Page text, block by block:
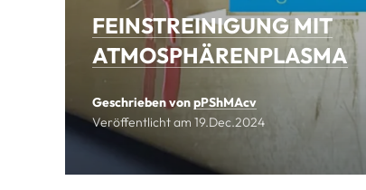
FEINSTREINIGUNG MIT
ATMOSPHÄRENPLASMA
Geschrieben vonpPShMAcv
Veröffentlicht am 19.Dec.2024